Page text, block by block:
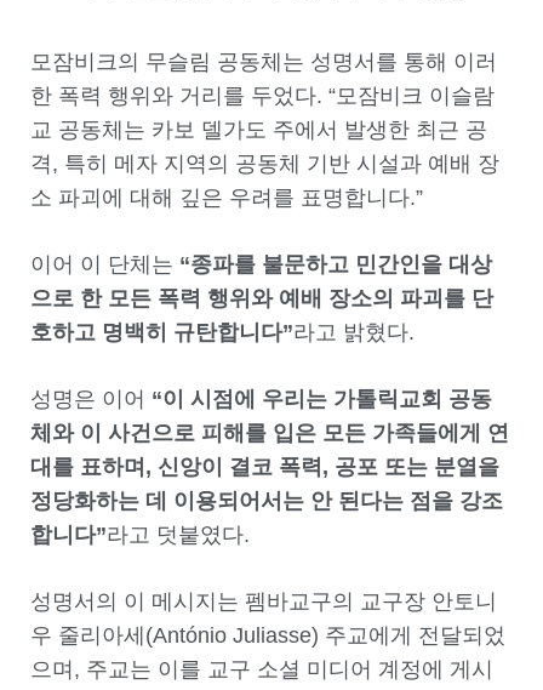
모잠비크의 무슬림 공동체는 성명서를 통해 이러
한 폭력 행위와 거리를 두었다. “모잠비크 이슬람
교 공동체는 카보 델가도 주에서 발생한 최근 공
격, 특히 메자 지역의 공동체 기반 시설과 예배 장
소 파괴에 대해 깊은 우려를 표명합니다.”
이어 이 단체는 “종파를 불문하고 민간인을 대상
으로 한 모든 폭력 행위와 예배 장소의 파괴를 단
호하고 명백히 규탄합니다”라고 밝혔다.
성명은 이어 “이 시점에 우리는 가톨릭교회 공동
체와 이 사건으로 피해를 입은 모든 가족들에게 연
대를 표하며, 신앙이 결코 폭력, 공포 또는 분열을
정당화하는 데 이용되어서는 안 된다는 점을 강조
합니다”라고 덧붙였다.
성명서의 이 메시지는 펨바교구의 교구장 안토니
우 줄리아세(António Juliasse) 주교에게 전달되었
으며, 주교는 이를 교구 소셜 미디어 계정에 게시